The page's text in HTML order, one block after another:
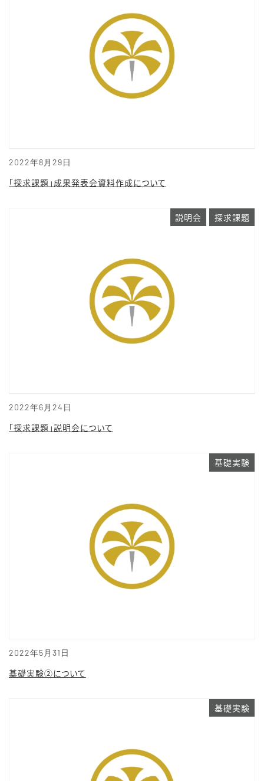
2022年8月29日
「探求課題」成果発表会資料作成について
2022年6月24日
説明会 探求課題
「探求課題」説明会について
2022年5月31日
基礎実験
基礎実験②について
基礎実験